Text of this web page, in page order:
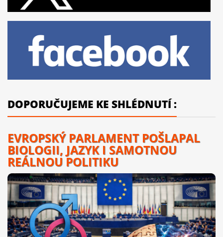
DOPORUČUJEME KE SHLÉDNUTÍ :
EVROPSKÝ PARLAMENT POŠLAPAL
BIOLOGII, JAZYK I SAMOTNOU
REÁLNOU POLITIKU